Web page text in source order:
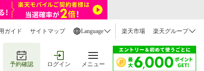
ガイド サイトマップ Language 楽天市場 楽天グループ
予約確認 ログイン メニュー